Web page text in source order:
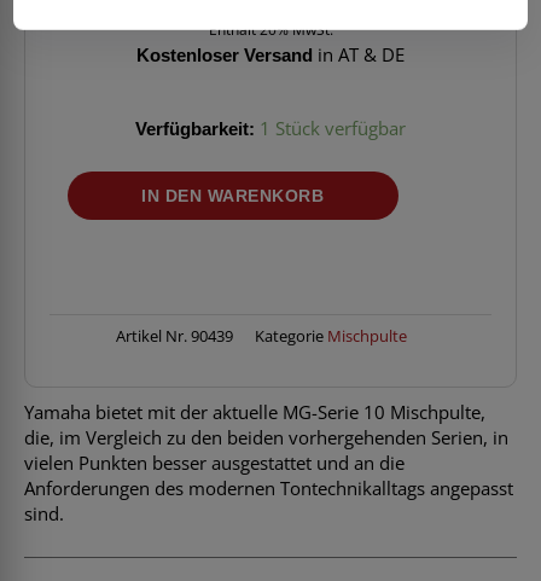
Enthält 20% MwSt.
Kostenloser Versand in AT & DE
Verfügbarkeit: 1 Stück verfügbar
YAMAHA
MG06
IN DEN WARENKORB
Artikel Nr.90439 Kategorie Mischpulte
Yamaha bietet mit der aktuelle MG-Serie 10 Mischpulte,
die, im Vergleich zu den beiden vorhergehenden Serien, in
vielen Punkten besser ausgestattet und an die
Anforderungen des modernen Tontechnikalltags angepasst
sind.